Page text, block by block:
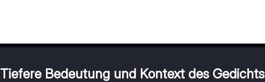
Tiefere Bedeutung und Kontext des Gedichts